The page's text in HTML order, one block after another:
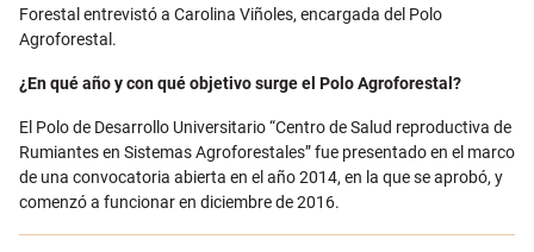
Forestal entrevistó a Carolina Viñoles, encargada del Polo
Agroforestal.
¿En qué año y con qué objetivo surge el Polo Agroforestal?
El Polo de Desarrollo Universitario “Centro de Salud reproductiva de
Rumiantes en Sistemas Agroforestales” fue presentado en el marco
de una convocatoria abierta en el año 2014, en la que se aprobó, y
comenzó a funcionar en diciembre de 2016.